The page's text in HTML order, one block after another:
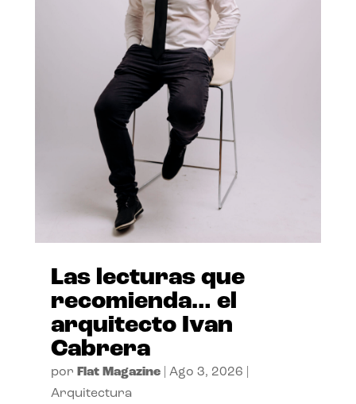
Las lecturas que
recomienda… el
arquitecto Ivan
Cabrera
por Flat Magazine| Ago 3, 2026
Arquitectura